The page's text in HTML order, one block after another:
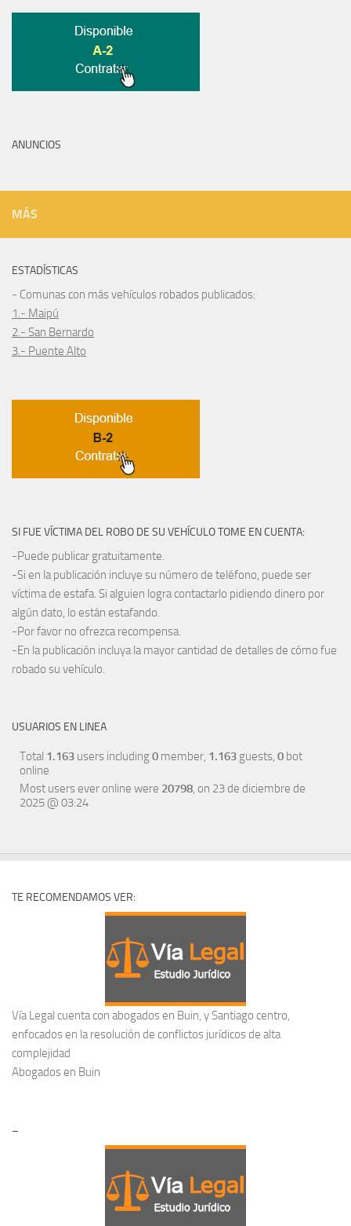
ANUNCIOS
MÁS
ESTADÍSTICAS
- Comunas con más vehículos robados publicados:
1.- Maipú
2.- San Bernardo
3.- Puente Alto
SI FUE VÍCTIMA DEL ROBO DE SU VEHÍCULO TOME EN CUENTA:
-Puede publicar gratuitamente.
-Si en la publicación incluye su número de teléfono, puede ser
víctima de estafa. Si alguien logra contactarlo pidiendo dinero por
algún dato, lo están estafando.
-Por favor no ofrezca recompensa.
-En la publicación incluya la mayor cantidad de detalles de cómo fue
robado su vehículo.
USUARIOS EN LINEA
Total 1.163 users including0 member, 1.163 guests, 0 bot
online
Most users ever online were 20798, on 23 de diciembre de
2025 @ 03:24
TE RECOMENDAMOS VER:
Vía Legal cuenta con abogados en Buin, y Santiago centro,
enfocados en la resolución de conflictos jurídicos de alta
complejidad
Abogados en Buin
–